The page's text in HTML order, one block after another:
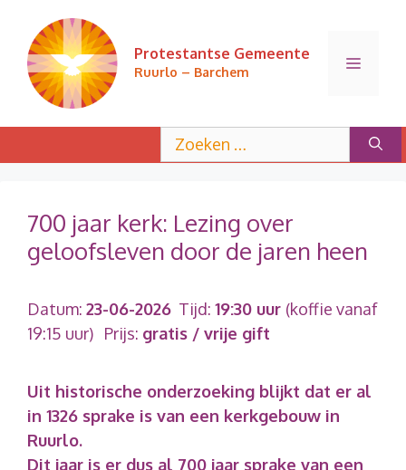
inhoud
Protestantse Gemeente
Ruurlo – Barchem
Menu
naar:
700 jaar kerk: Lezing over
geloofsleven door de jaren heen
Datum: 23-06-2026 Tijd: 19:30 uur (koffie vanaf
19:15 uur) Prijs: gratis / vrije gift
Uit historische onderzoeking blijkt dat er al
in 1326 sprake is van een kerkgebouw in
Ruurlo.
Dit jaar is er dus al 700 jaar sprake van een